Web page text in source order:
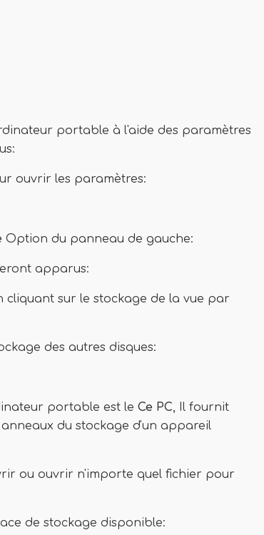
portable à l'aide des paramètres
ouvrir les paramètres:
Option du panneau de gauche:
apparus:
cliquant sur le stockage de la vue par
des autres disques:
portable est le Ce PC, Il fournit
du stockage d'un appareil
ou ouvrir n'importe quel fichier pour
de stockage disponible: